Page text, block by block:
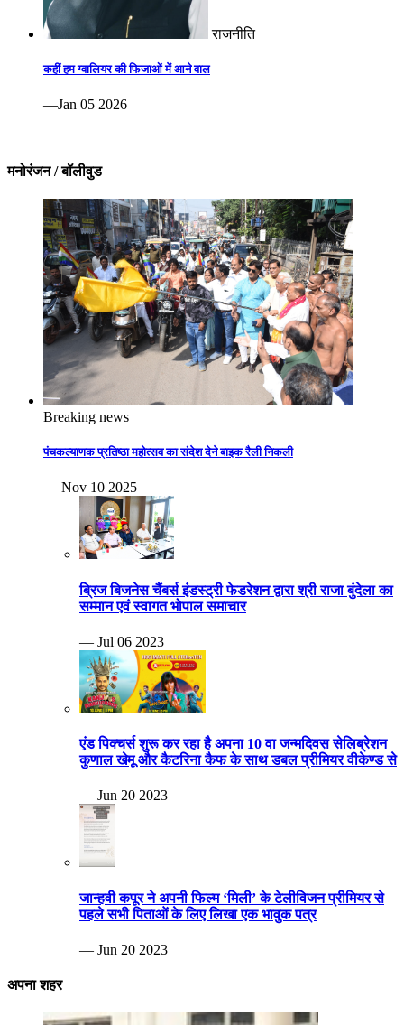
राजनीति
कहीं हम ग्वालियर की फिजाओं में आने वाल
—Jan 05 2026
मनोरंजन / बॉलीवुड
Breaking news
पंचकल्याणक प्रतिष्ठा महोत्सव का संदेश देने बाइक रैली निकली
— Nov 10 2025
ब्रिज बिजनेस चैंबर्स इंडस्ट्री फेडरेशन द्वारा श्री राजा बुंदेला का
सम्मान एवं स्वागत भोपाल समाचार
— Jul 06 2023
एंड पिक्चर्स शुरू कर रहा है अपना 10 वा जन्मदिवस सेलिब्रेशन
कुणाल खेमू और कैटरिना कैफ के साथ डबल प्रीमियर वीकेण्ड से
— Jun 20 2023
जान्हवी कपूर ने अपनी फिल्म ‘मिली’ के टेलीविजन प्रीमियर से
पहले सभी पिताओं के लिए लिखा एक भावुक पत्र
— Jun 20 2023
अपना शहर